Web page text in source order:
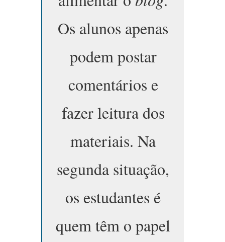
Os alunos apenas
podem postar
comentários e
fazer leitura dos
materiais. Na
segunda situação,
os estudantes é
quem têm o papel